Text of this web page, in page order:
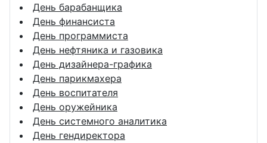
День барабанщика
День финансиста
День программиста
День нефтяника и газовика
День дизайнера-графика
День парикмахера
День воспитателя
День оружейника
День системного аналитика
День гендиректора